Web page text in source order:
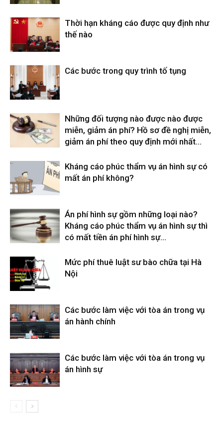
Thời hạn kháng cáo được quy định như
thế nào
Các bước trong quy trình tố tụng
Những đối tượng nào được nào được
miễn, giảm án phí? Hồ sơ đề nghị miễn,
giảm án phí theo quy định mới nhất...
Kháng cáo phúc thẩm vụ án hình sự có
mất án phí không?
Án phí hình sự gồm những loại nào?
Kháng cáo phúc thẩm vụ án hình sự thì
có mất tiền án phí hình sự...
Mức phí thuê luật sư bào chữa tại Hà
Nội
Các bước làm việc với tòa án trong vụ
án hành chính
Các bước làm việc với tòa án trong vụ
án hình sự